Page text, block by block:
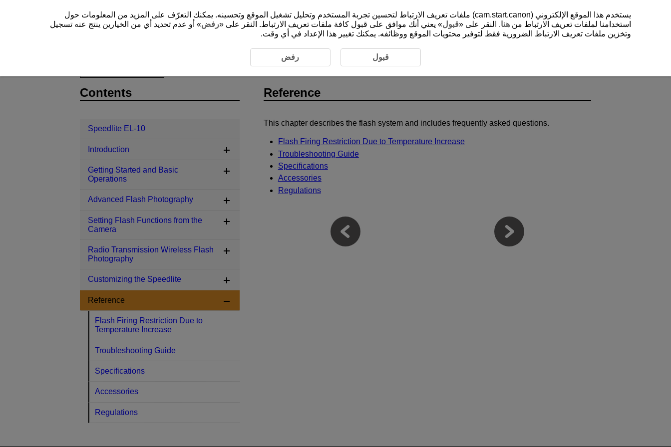
Reference
This chapter describes the flash system and includes frequently asked questions.
Flash Firing Restriction Due to Temperature Increase
Troubleshooting Guide
Specifications
Accessories
Regulations
Contents
Speedlite EL-10
Introduction
Getting Started and Basic
Operations
Advanced Flash Photography
Setting Flash Functions from the
Camera
Radio Transmission Wireless Flash
Photography
Customizing the Speedlite
Reference
Flash Firing Restriction Due to
Temperature Increase
Troubleshooting Guide
Specifications
Accessories
Regulations
يستخدم هذا الموقع الإلكتروني (cam.start.canon) ملفات تعريف الارتباط لتحسين تجربة المستخدم وتحليل تشغيل الموقع وتحسينه. يمكنك التعرّف على المزيد من المعلومات حول
استخدامنا لملفات تعريف الارتباط من هنا. النقر على «قبول» يعني أنك موافق على قبول كافة ملفات تعريف الارتباط. النقر على «رفض» أو عدم تحديد أي من الخيارين ينتج عنه تسجيل
وتخزين ملفات تعريف الارتباط الضرورية فقط لتوفير محتويات الموقع ووظائفه. يمكنك تغيير هذا الإعداد في أي وقت.
قبول رفض